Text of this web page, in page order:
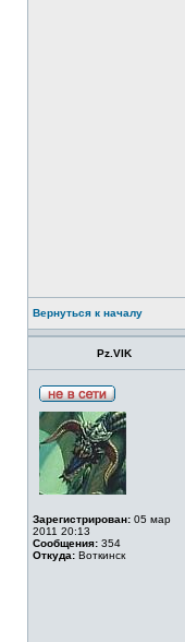
Вернуться к началу
Pz.VIK
Зарегистрирован: 05 мар
2011 20:13
Сообщения: 354
Откуда: Воткинск